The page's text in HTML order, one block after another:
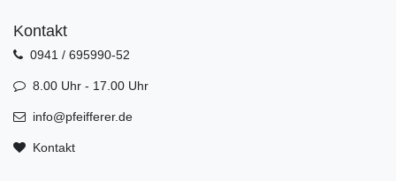
Kontakt
0941 / 695990-52
8.00 Uhr - 17.00 Uhr
info@pfeifferer.de
Kontakt